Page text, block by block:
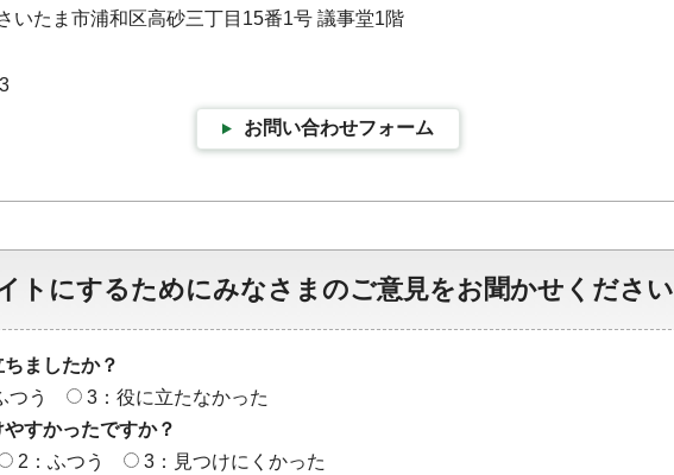
いたま市浦和区高砂三丁目15番1号 議事堂1階
お問い合わせフォーム
トにするためにみなさまのご意見をお聞かせください
ましたか？
つう
3：役に立たなかった
すかったですか？
2：ふつう 3：見つけにくかった